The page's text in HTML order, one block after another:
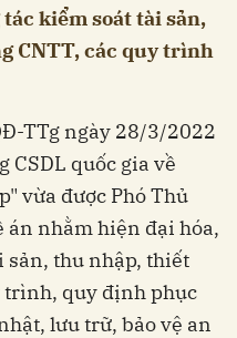
kiểm soát tài sản,
CNTT, các quy trình
TTg ngày 28/3/2022
CSDL quốc gia về
vừa được Phó Thủ
nhằm hiện đại hóa,
sản, thu nhập, thiết
trình, quy định phục
lưu trữ, bảo vệ an